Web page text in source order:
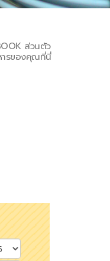
ส่วนตัว
ารของคุณที่นี่